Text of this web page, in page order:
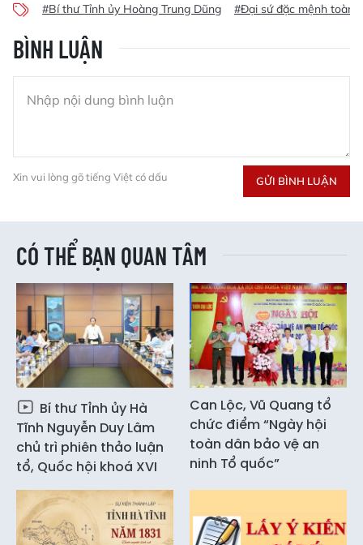
#Bí thư Tỉnh ủy Hoàng Trung Dũng #Đại sứ đặc mệnh toàn
BÌNH LUẬN
Xin vui lòng gõ tiếng Việt có dấu GỬI BÌNH LUẬN
CÓ THỂ BẠN QUAN TÂM
Bí thư Tỉnh ủy Hà
Tĩnh Nguyễn Duy Lâm
chủ trì phiên thảo luận
tổ, Quốc hội khoá XVI
Can Lộc, Vũ Quang tổ
chức điểm “Ngày hội
toàn dân bảo vệ an
ninh Tổ quốc”